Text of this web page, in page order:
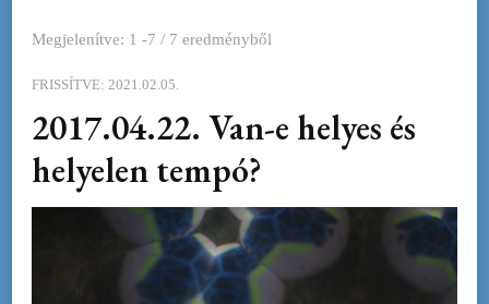
Megjelenítve: 1 -7 / 7 eredményből
FRISSÍTVE: 2021.02.05.
2017.04.22. Van-e helyes és
helyelen tempó?